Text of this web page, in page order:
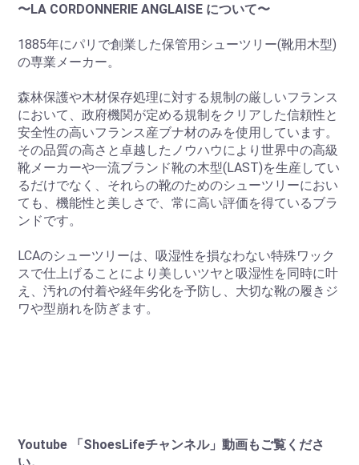
〜LA CORDONNERIE ANGLAISE について〜
1885年にパリで創業した保管用シューツリー(靴用木型)
の専業メーカー。
森林保護や木材保存処理に対する規制の厳しいフランス
において、政府機関が定める規制をクリアした信頼性と
安全性の高いフランス産ブナ材のみを使用しています。
その品質の高さと卓越したノウハウにより世界中の高級
靴メーカーや一流ブランド靴の木型(LAST)を生産してい
るだけでなく、それらの靴のためのシューツリーにおい
ても、機能性と美しさで、常に高い評価を得ているブラ
ンドです。
LCAのシューツリーは、吸湿性を損なわない特殊ワック
スで仕上げることにより美しいツヤと吸湿性を同時に叶
え、汚れの付着や経年劣化を予防し、大切な靴の履きジ
ワや型崩れを防ぎます。
Youtube 「ShoesLifeチャンネル」動画もご覧くださ